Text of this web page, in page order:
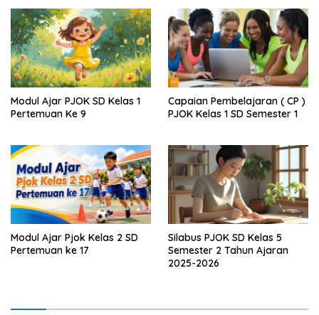
Modul Ajar PJOK SD Kelas 1
Pertemuan Ke 9
Capaian Pembelajaran ( CP )
PJOK Kelas 1 SD Semester 1
Modul Ajar Pjok Kelas 2 SD
Pertemuan ke 17
Silabus PJOK SD Kelas 5
Semester 2 Tahun Ajaran
2025-2026